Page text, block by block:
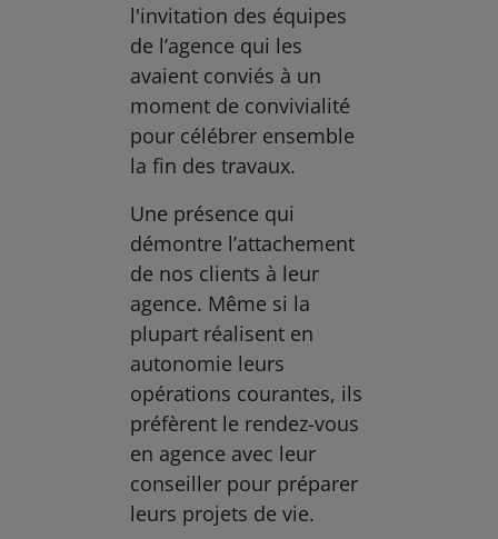
l'invitation des équipes
de l’agence qui les
avaient conviés à un
moment de convivialité
pour célébrer ensemble
la fin des travaux.
Une présence qui
démontre l’attachement
de nos clients à leur
agence. Même si la
plupart réalisent en
autonomie leurs
opérations courantes, ils
préfèrent le rendez-vous
en agence avec leur
conseiller pour préparer
leurs projets de vie.